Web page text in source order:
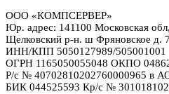
ООО «КОМПСЕРВЕР»
Юр. адрес: 141100 Московская
Щелковский р-н. ш Фряновское д.
ИНН/КПП 5050127989/505001001
ОГРН 1165050055048 ОКПО
Р/с № 40702810202760000965 в
БИК 044525593 Кр/с №